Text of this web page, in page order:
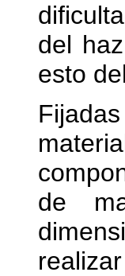
del
esto
de